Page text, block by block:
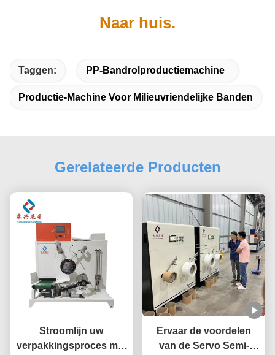
Naar huis.
Taggen: PP-Bandrolproductiemachine
Productie-Machine Voor Milieuvriendelijke Banden
Gerelateerde Producten
Stroomlijn uw
verpakkingsproces met
Ervaar de voordelen
van de Servo Semi-